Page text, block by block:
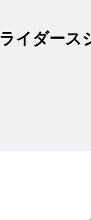
イダース